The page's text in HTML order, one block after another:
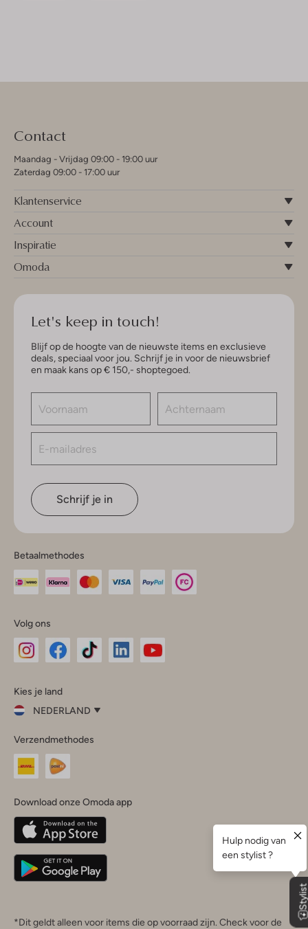
Contact
Maandag - Vrijdag 09:00 - 19:00 uur
Zaterdag 09:00 - 17:00 uur
Klantenservice
Account
Inspiratie
Omoda
Let's keep in touch!
Blijf op de hoogte van de nieuwste items en exclusieve
deals, speciaal voor jou. Schrijf je in voor de nieuwsbrief
en maak kans op € 150,- shoptegoed.
Schrijf je in
Betaalmethodes
Volg ons
InstagramFacebook
Kies je land
NEDERLAND
je
land
Nederland
Belgique(Français)
Deutschland
Verzendmethodes
Download onze Omoda app
*Dit geldt alleen voor items die op voorraad zijn. Check voor de